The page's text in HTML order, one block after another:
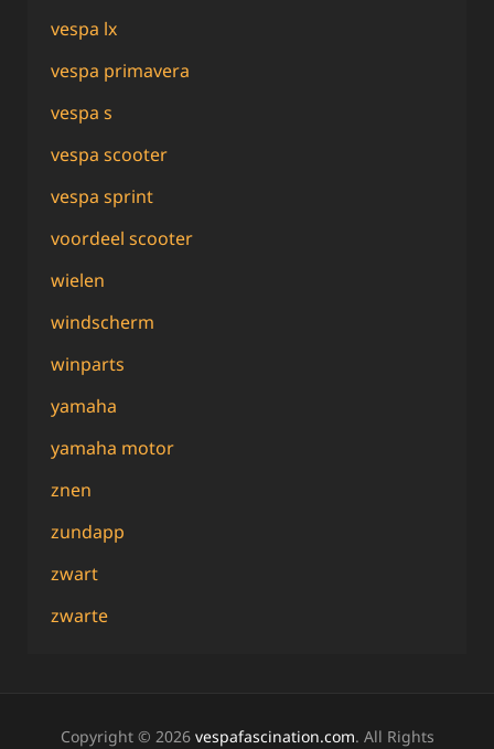
vespa lx
vespa primavera
vespa s
vespa scooter
vespa sprint
voordeel scooter
wielen
windscherm
winparts
yamaha
yamaha motor
znen
zundapp
zwart
zwarte
Copyright © 2026 vespafascination.com. All Rights